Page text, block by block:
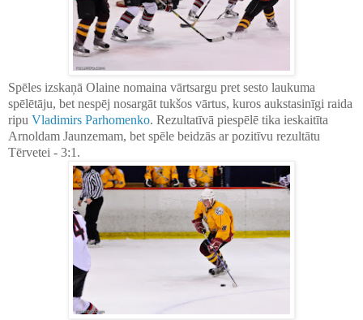
Spēles izskaņā Olaine nomaina vārtsargu pret sesto laukuma
spēlētāju, bet nespēj nosargāt tukšos vārtus, kuros aukstasinīgi raida
ripu Vladimirs Parhomenko. Rezultatīvā piespēlē tika ieskaitīta
Arnoldam Jaunzemam, bet spēle beidzās ar pozitīvu rezultātu
Tērvetei - 3:1.